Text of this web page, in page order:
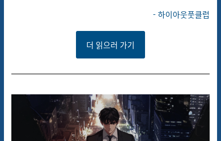
- 하이아웃풋클럽
더 읽으러 가기